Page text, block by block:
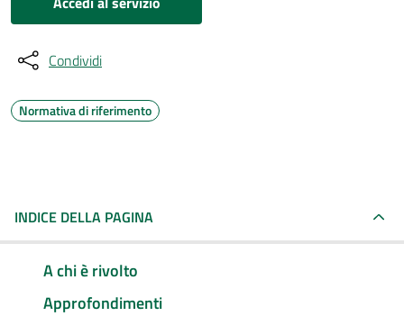
Condividi
Normativa di riferimento
INDICE DELLA PAGINA
A chi è rivolto
Approfondimenti